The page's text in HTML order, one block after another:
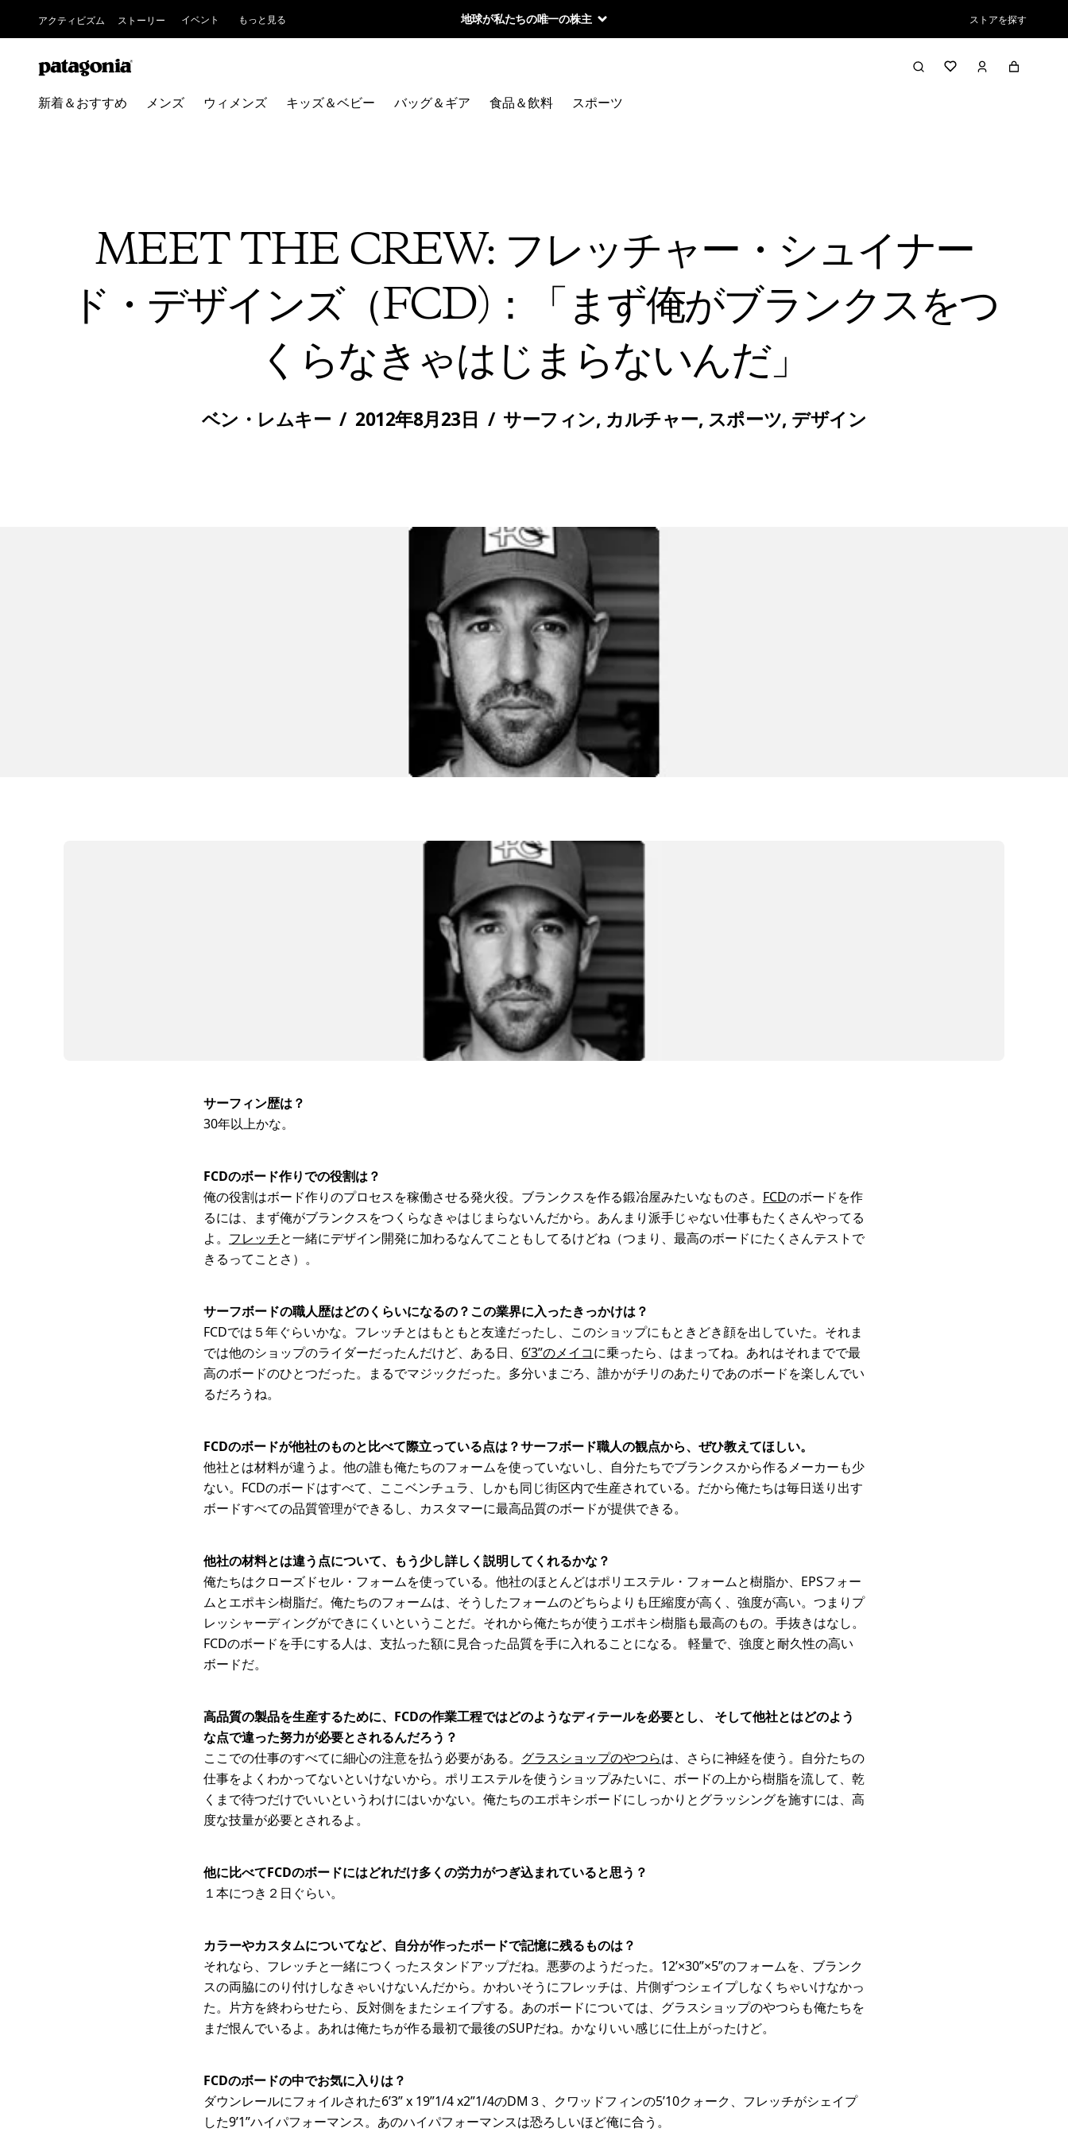
アクティビズム ストーリー イベント もっと見る 地球が私たちの唯一の株主 ストアを探す
新着＆おすすめ メンズ ウィメンズ キッズ＆ベビー バッグ＆ギア 食品＆飲料 スポーツ
MEET THE CREW: フレッチャー・シュイナー
ド・デザインズ（FCD)：「まず俺がブランクスをつ
くらなきゃはじまらないんだ」
ベン・レムキー / 2012年8月23日 / サーフィン, カルチャー, スポーツ, デザイン
サーフィン歴は？
30年以上かな。
FCDのボード作りでの役割は？
俺の役割はボード作りのプロセスを稼働させる発火役。ブランクスを作る鍛冶屋みたいなものさ。 FCDのボードを作
るには、まず俺がブランクスをつくらなきゃはじまらないんだから。あんまり派手じゃない仕事もたくさんやってる
よ。 フレッチと一緒にデザイン開発に加わるなんてこともしてるけどね（つまり、最高のボードにたくさんテストで
きるってことさ）。
サーフボードの職人歴はどのくらいになるの？この業界に入ったきっかけは？
FCDでは５年ぐらいかな。フレッチとはもともと友達だったし、このショップにもときどき顔を出していた。それま
では他のショップのライダーだったんだけど、ある日、 6’3”のメイコに乗ったら、はまってね。あれはそれまでで最
高のボードのひとつだった。まるでマジックだった。多分いまごろ、誰かがチリのあたりであのボードを楽しんでい
るだろうね。
FCDのボードが他社のものと比べて際立っている点は？サーフボード職人の観点から、ぜひ教えてほしい。
他社とは材料が違うよ。他の誰も俺たちのフォームを使っていないし、自分たちでブランクスから作るメーカーも少
ない。FCDのボードはすべて、ここベンチュラ、しかも同じ街区内で生産されている。だから俺たちは毎日送り出す
ボードすべての品質管理ができるし、カスタマーに最高品質のボードが提供できる。
他社の材料とは違う点について、もう少し詳しく説明してくれるかな？
俺たちはクローズドセル・フォームを使っている。他社のほとんどはポリエステル・フォームと樹脂か、EPSフォー
ムとエポキシ樹脂だ。俺たちのフォームは、そうしたフォームのどちらよりも圧縮度が高く、強度が高い。つまりプ
レッシャーディングができにくいということだ。それから俺たちが使うエポキシ樹脂も最高のもの。手抜きはなし。
FCDのボードを手にする人は、支払った額に見合った品質を手に入れることになる。 軽量で、強度と耐久性の高い
ボードだ。
高品質の製品を生産するために、FCDの作業工程ではどのようなディテールを必要とし、 そして他社とはどのよう
な点で違った努力が必要とされるんだろう？
ここでの仕事のすべてに細心の注意を払う必要がある。 グラスショップのやつらは、さらに神経を使う。自分たちの
仕事をよくわかってないといけないから。ポリエステルを使うショップみたいに、ボードの上から樹脂を流して、乾
くまで待つだけでいいというわけにはいかない。俺たちのエポキシボードにしっかりとグラッシングを施すには、高
度な技量が必要とされるよ。
他に比べてFCDのボードにはどれだけ多くの労力がつぎ込まれていると思う？
１本につき２日ぐらい。
カラーやカスタムについてなど、自分が作ったボードで記憶に残るものは？
それなら、フレッチと一緒につくったスタンドアップだね。悪夢のようだった。12’×30”×5”のフォームを、ブランク
スの両脇にのり付けしなきゃいけないんだから。かわいそうにフレッチは、片側ずつシェイプしなくちゃいけなかっ
た。片方を終わらせたら、反対側をまたシェイプする。あのボードについては、グラスショップのやつらも俺たちを
まだ恨んでいるよ。あれは俺たちが作る最初で最後のSUPだね。かなりいい感じに仕上がったけど。
FCDのボードの中でお気に入りは？
ダウンレールにフォイルされた6’3” x 19”1/4 x2”1/4のDM３、クワッドフィンの5’10クォーク、フレッチがシェイプ
した9’1”ハイパフォーマンス。あのハイパフォーマンスは恐ろしいほど俺に合う。